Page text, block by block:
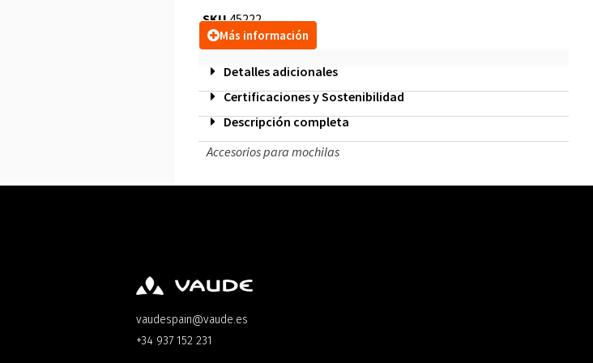
SKU45222
Más información
Detalles adicionales
Certificaciones y Sostenibilidad
Descripción completa
Accesorios para mochilas
vaudespain@vaude.es
+34 937 152 231